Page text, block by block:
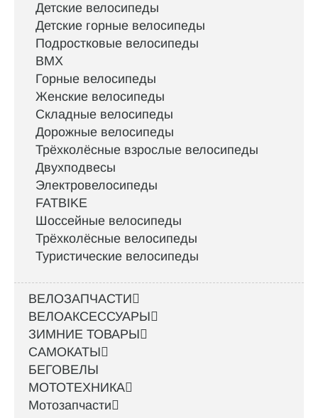
Детские велосипеды
Детские горные велосипеды
Подростковые велосипеды
BMX
Горные велосипеды
Женские велосипеды
Складные велосипеды
Дорожные велосипеды
Трёхколёсные взрослые велосипеды
Двухподвесы
Электровелосипеды
FATBIKE
Шоссейные велосипеды
Трёхколёсные велосипеды
Туристические велосипеды
ВЕЛОЗАПЧАСТИ
ВЕЛОАКСЕССУАРЫ
ЗИМНИЕ ТОВАРЫ
САМОКАТЫ
БЕГОВЕЛЫ
МОТОТЕХНИКА
Мотозапчасти